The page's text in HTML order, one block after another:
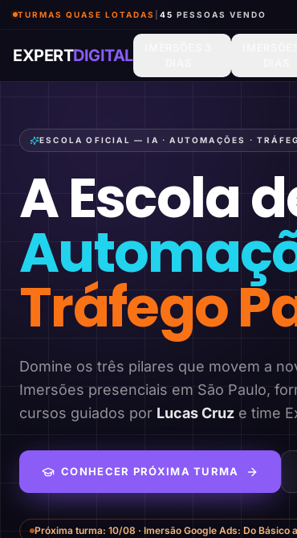
TURMAS QUASE LOTADAS 46 PESSOAS VENDO
EXPERTDIGITAL
ESCOLA OFICIAL — IA · AUTOMAÇÕES ·
A Escola
Tráfego
Domine os três pilares que movem a
Imersões presenciais em São Paulo,
cursos guiados por Lucas Cruz e time
CONHECER PRÓXIMA TURMA
Próxima turma: 10/08 · Imersão Google Ads: Do Básico